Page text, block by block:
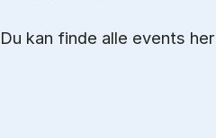
Du kan finde alle events